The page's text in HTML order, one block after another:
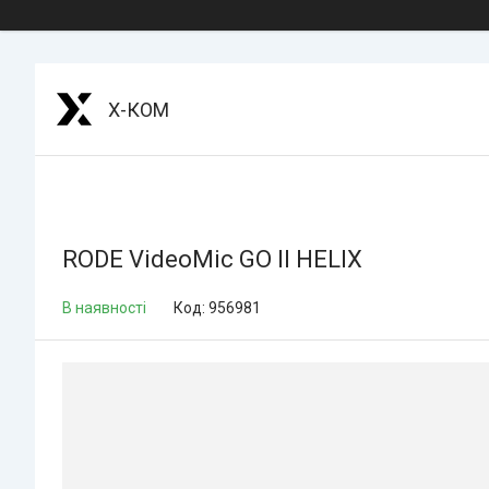
Х-КОМ
RODE VideoMic GO II HELIX
В наявності Код: 956981